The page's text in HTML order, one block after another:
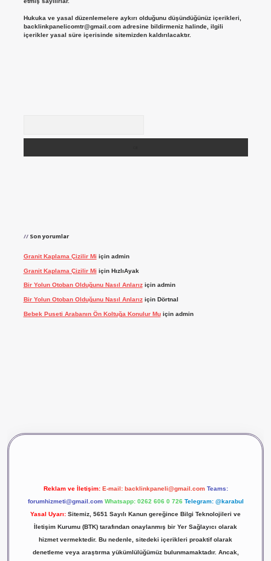
Hukuka ve yasal düzenlemelere aykırı olduğunu düşündüğünüz içerikleri,
backlinkpanelicomtr@gmail.comadresine bildirmeniz halinde, ilgili
içerikler yasal süre içerisinde sitemizden kaldırılacaktır.
Son yorumlar
Granit Kaplama Çizilir Mi için admin
Granit Kaplama Çizilir Mi için HızlıAyak
Bir Yolun Otoban Olduğunu Nasıl Anlarıziçin admin
Bir Yolun Otoban Olduğunu Nasıl Anlarıziçin Dörtnal
Bebek Puseti Arabanın Ön Koltuğa Konulur Muiçin admin
Reklam ve İletişim: E-mail: backlinkpaneli@gmail.com Teams:
forumhizmeti@gmail.com Whatsapp: 0262 606 0 726 Telegram: @karabul
Yasal Uyarı: Sitemiz, 5651 Sayılı Kanun gereğince Bilgi Teknolojileri ve
İletişim Kurumu (BTK) tarafından onaylanmış bir Yer Sağlayıcı olarak
hizmet vermektedir. Bu nedenle, sitedeki içerikleri proaktif olarak
denetleme veya araştırma yükümlülüğümüz bulunmamaktadır. Ancak,